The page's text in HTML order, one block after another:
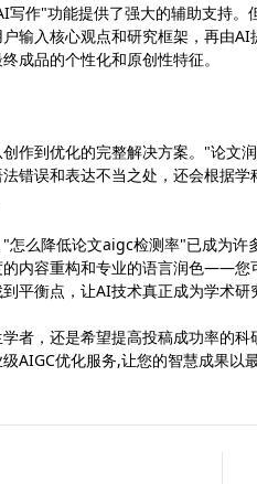
写作"功能提供了强大的辅助支持
输入核心观点和研究框架，再由
成品的个性化和原创性特征。
作到优化的完整解决方案。"论文
法错误和表达不当之处，还会根
怎么降低论文aigc检测率"已成为
内容重构和专业的语言润色——您
平衡点，让AI技术真正成为学术研
者，还是希望提高投稿成功率的
AIGC优化服务,让您的智慧成果以